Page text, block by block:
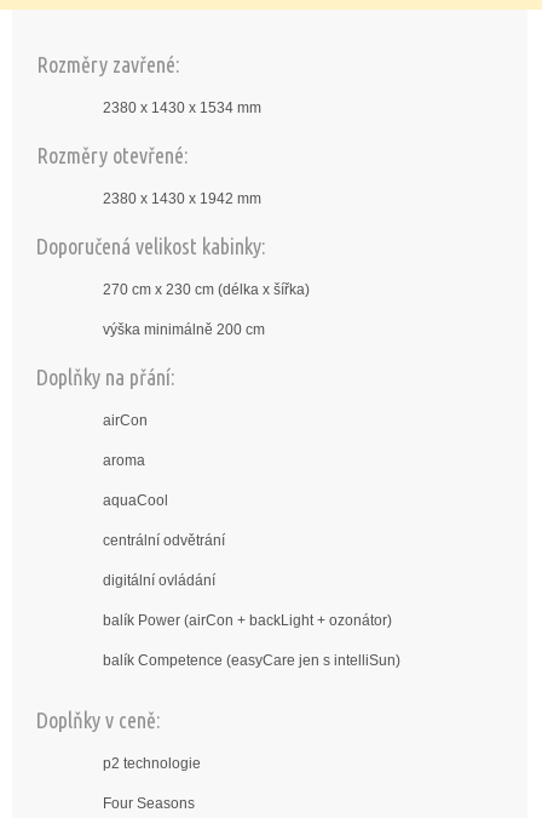
Rozměry zavřené:
2380 x 1430 x 1534 mm
Rozměry otevřené:
2380 x 1430 x 1942 mm
Doporučená velikost kabinky:
270 cm x 230 cm (délka x šířka)
výška minimálně 200 cm
Doplňky na přání:
airCon
aroma
aquaCool
centrální odvětrání
digitální ovládání
balík Power (airCon + backLight + ozonátor)
balík Competence (easyCare jen s intelliSun)
Doplňky v ceně:
p2 technologie
Four Seasons